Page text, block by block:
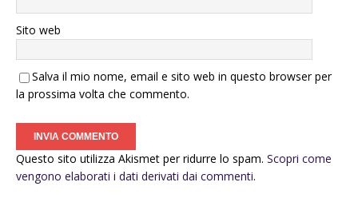
Sito web
Salva il mio nome, email e sito web in questo browser per
la prossima volta che commento.
Questo sito utilizza Akismet per ridurre lo spam. Scopri come
vengono elaborati i dati derivati dai commenti.